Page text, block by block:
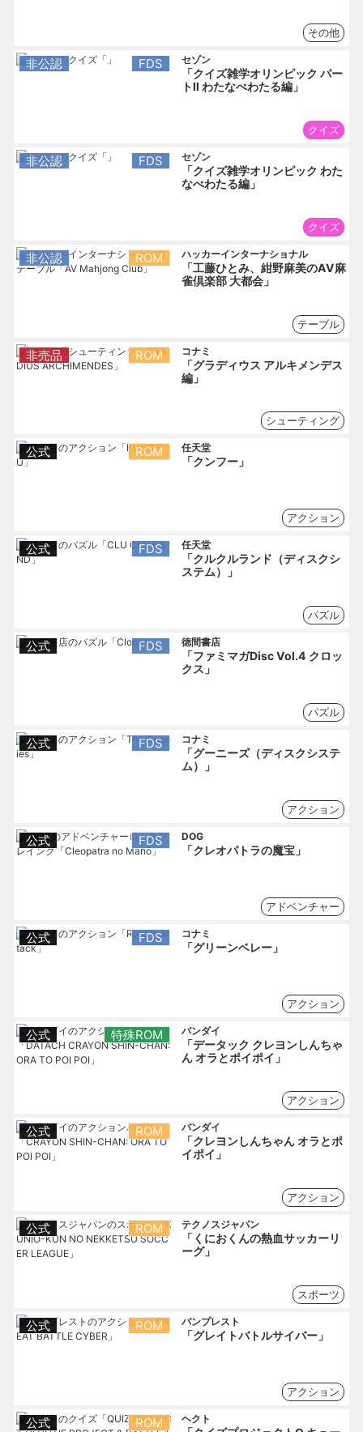
その他
非公認 FDS セゾン
「クイズ雑学オリンピック パー
トⅡ わたなべわたる編」
クイズ
非公認 FDS セゾン
「クイズ雑学オリンピック わた
なべわたる編」
クイズ
非公認 ROM ハッカーインターナショナル
「工藤ひとみ、紺野麻美のAV麻
雀倶楽部 大都会」
テーブル
非売品 ROM コナミ
「グラディウス アルキメンデス
編」
シューティング
公式 ROM 任天堂
「クンフー」
アクション
公式 FDS 任天堂
「クルクルランド（ディスクシ
ステム）」
パズル
公式 FDS 徳間書店
「ファミマガDisc Vol.4 クロッ
クス」
パズル
公式 FDS コナミ
「グーニーズ（ディスクシステ
ム）」
アクション
公式 FDS DOG
「クレオパトラの魔宝」
アドベンチャー
公式 FDS コナミ
「グリーンベレー」
アクション
公式 特殊ROM バンダイ
「データック クレヨンしんちゃ
ん オラとポイポイ」
アクション
公式 ROM バンダイ
「クレヨンしんちゃん オラとポ
イポイ」
アクション
公式 ROM テクノスジャパン
「くにおくんの熱血サッカーリ
ーグ」
スポーツ
公式 ROM バンプレスト
「グレイトバトルサイバー」
アクション
公式 ROM ヘクト